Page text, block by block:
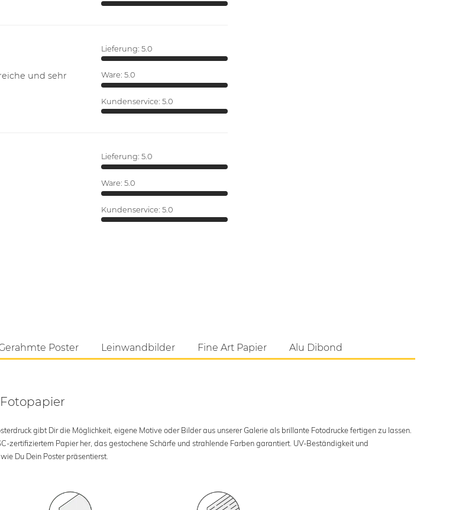
und sehr
Lieferung: 5.0
Ware: 5.0
Kundenservice: 5.0
Lieferung: 5.0
Ware: 5.0
Kundenservice: 5.0
Poster Leinwandbilder Fine Art Papier Alu Dibond
gibt Dir die Möglichkeit, eigene Motive oder Bilder aus unserer Galerie als brillante Fotodrucke fertigen zu lassen.
zertifiziertem Papier her, das gestochene Schärfe und strahlende Farben garantiert. UV-Beständigkeit und
Du Dein Poster präsentierst.